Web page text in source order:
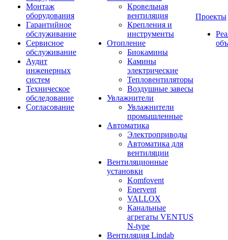
Монтаж
оборудования
Гарантийное
обслуживание
Сервисное
обслуживание
Аудит
инженерных
систем
Техническое
обследование
Согласование
Кровельная
вентиляция
Крепления и
инструменты
Отопление
Биокамины
Камины
электрические
Тепловентиляторы
Воздушные завесы
Увлажнители
Увлажнители
промышленные
Автоматика
Электроприводы
Автоматика для
вентиляции
Вентиляционные
установки
Komfovent
Enervent
VALLOX
Канальные
агрегаты VENTUS
N-type
Вентиляция Lindab
Проекты